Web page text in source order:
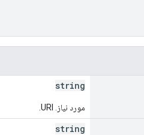
string
مورد نیاز. URI.
string